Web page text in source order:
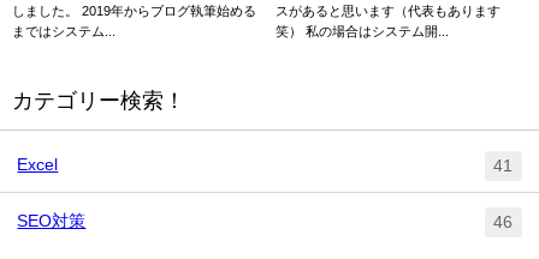
しました。 2019年からブログ執筆始める
まではシステム...
スがあると思います（代表もあります
笑） 私の場合はシステム開...
カテゴリー検索！
Excel 41
SEO対策 46